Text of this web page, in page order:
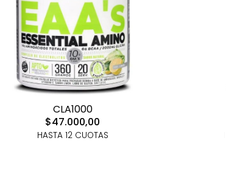
CLA1000
$47.000,00
HASTA 12 CUOTAS